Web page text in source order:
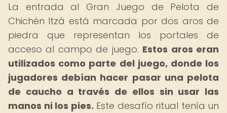
La entrada al Gran Juego de Pelota de
Chichén Itzá está marcada por dos aros de
piedra que representan los portales de
acceso al campo de juego. Estos aros eran
utilizados como parte del juego, donde los
jugadores debían hacer pasar una pelota
de caucho a través de ellos sin usar las
manos ni los pies. Este desafío ritual tenía un